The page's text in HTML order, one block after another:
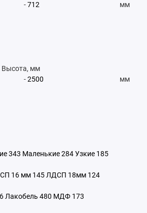
-
мм
Высота, мм
-
мм
343 Маленькие 284 Узкие 185
16 мм 145 ЛДСП 18мм 124
Лакобель 480 МДФ 173